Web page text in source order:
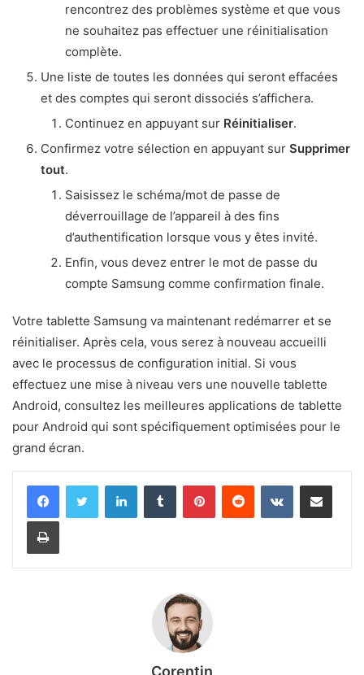
rencontrez des problèmes système et que vous
ne souhaitez pas effectuer une réinitialisation
complète.
Une liste de toutes les données qui seront effacées
et des comptes qui seront dissociés s’affichera.
Continuez en appuyant sur Réinitialiser.
Confirmez votre sélection en appuyant sur Supprimer
tout.
Saisissez le schéma/mot de passe de
déverrouillage de l’appareil à des fins
d’authentification lorsque vous y êtes invité.
Enfin, vous devez entrer le mot de passe du
compte Samsung comme confirmation finale.
Votre tablette Samsung va maintenant redémarrer et se
réinitialiser. Après cela, vous serez à nouveau accueilli
avec le processus de configuration initial. Si vous
effectuez une mise à niveau vers une nouvelle tablette
Android, consultez les meilleures applications de tablette
pour Android qui sont spécifiquement optimisées pour le
grand écran.
LinkedinTumblr PinterestReddit VKontaktePartager par email
Imprimer